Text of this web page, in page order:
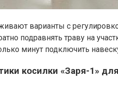
варианты с
подравнять траву на
минут подключить
косилки «Заря-1»